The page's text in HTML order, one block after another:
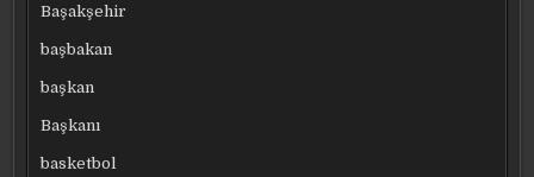
Başakşehir
başbakan
başkan
Başkanı
basketbol